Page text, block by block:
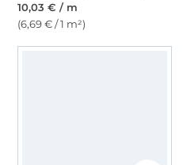
10,03 € / m
(6,69 € / 1 m²)